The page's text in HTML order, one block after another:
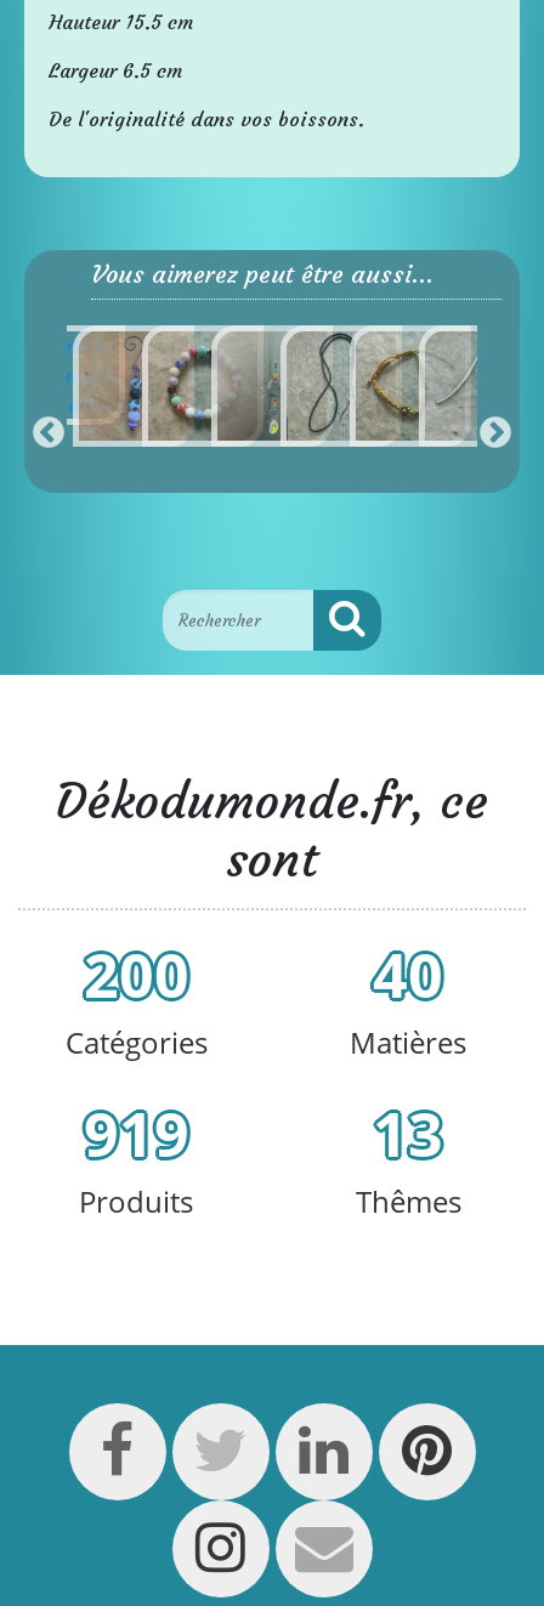
Hauteur 15.5 cm
Largeur 6.5 cm
De l'originalité dans vos boissons.
Vous aimerez peut être aussi...
Dékodumonde.fr, ce
sont
200
Catégories
40
Matières
919
Produits
13
Thêmes